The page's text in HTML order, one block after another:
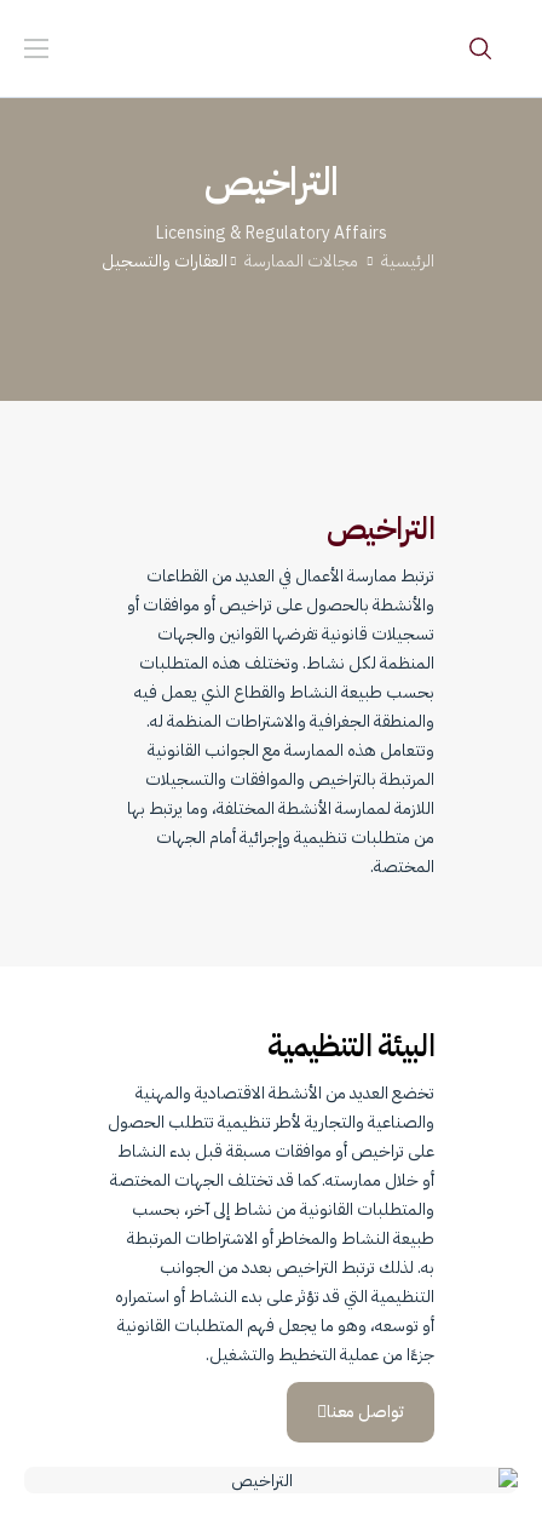
التراخيص
Licensing & Regulatory Affairs
الرئيسية
مجالات الممارسة العقارات والتسجيل
التراخيص
ترتبط ممارسة الأعمال في العديد من القطاعات
والأنشطة بالحصول على تراخيص أو موافقات أو
تسجيلات قانونية تفرضها القوانين والجهات
المنظمة لكل نشاط. وتختلف هذه المتطلبات
بحسب طبيعة النشاط والقطاع الذي يعمل فيه
والمنطقة الجغرافية والاشتراطات المنظمة له.
وتتعامل هذه الممارسة مع الجوانب القانونية
المرتبطة بالتراخيص والموافقات والتسجيلات
اللازمة لممارسة الأنشطة المختلفة، وما يرتبط بها
من متطلبات تنظيمية وإجرائية أمام الجهات
المختصة.
البيئة التنظيمية
تخضع العديد من الأنشطة الاقتصادية والمهنية
والصناعية والتجارية لأطر تنظيمية تتطلب الحصول
على تراخيص أو موافقات مسبقة قبل بدء النشاط
أو خلال ممارسته. كما قد تختلف الجهات المختصة
والمتطلبات القانونية من نشاط إلى آخر، بحسب
طبيعة النشاط والمخاطر أو الاشتراطات المرتبطة
به. لذلك ترتبط التراخيص بعدد من الجوانب
التنظيمية التي قد تؤثر على بدء النشاط أو استمراره
أو توسعه، وهو ما يجعل فهم المتطلبات القانونية
جزءًا من عملية التخطيط والتشغيل.
تواصل معنا